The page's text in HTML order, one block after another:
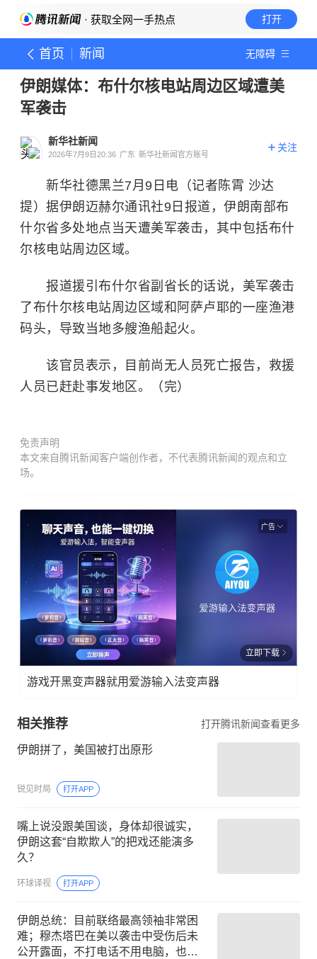
· 获取全网一手热点 打开
首页 新闻 无障碍
伊朗媒体：布什尔核电站周边区域遭美
军袭击
新华社新闻
2026年7月9日20:36 广东 新华社新闻官方账号
关注
新华社德黑兰7月9日电（记者陈霄 沙达
提）据伊朗迈赫尔通讯社9日报道，伊朗南部布
什尔省多处地点当天遭美军袭击，其中包括布什
尔核电站周边区域。
报道援引布什尔省副省长的话说，美军袭击
了布什尔核电站周边区域和阿萨卢耶的一座渔港
码头，导致当地多艘渔船起火。
该官员表示，目前尚无人员死亡报告，救援
人员已赶赴事发地区。（完）
免责声明
本文来自腾讯新闻客户端创作者，不代表腾讯新闻的观点和立
场。
广告
立即下载
游戏开黑变声器就用爱游输入法变声器
相关推荐 打开腾讯新闻查看更多
伊朗拼了，美国被打出原形
锐见时局 打开APP
嘴上说没跟美国谈，身体却很诚实，
伊朗这套“自欺欺人”的把戏还能演多
久？
环球译视 打开APP
伊朗总统：目前联络最高领袖非常困
难；穆杰塔巴在美以袭击中受伤后未
公开露面，不打电话不用电脑，也未